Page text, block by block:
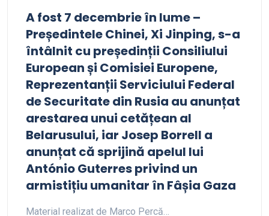
A fost 7 decembrie în lume –
Președintele Chinei, Xi Jinping, s-a
întâlnit cu președinții Consiliului
European și Comisiei Europene,
Reprezentanții Serviciului Federal
de Securitate din Rusia au anunțat
arestarea unui cetățean al
Belarusului, iar Josep Borrell a
anunțat că sprijină apelul lui
António Guterres privind un
armistițiu umanitar în Fâșia Gaza
Material realizat de Marco Percă…